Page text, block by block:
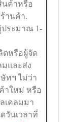
นค้าหรือ
านค้า.
ประมาณ 1-
ตหรือผู้จัด
มและส่ง
ทฯ ไม่ว่า
าใหม่ หรือ
เคลมมา
วันเวลาที่